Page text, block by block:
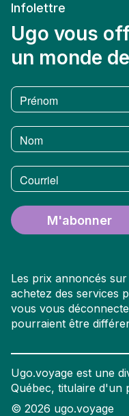
Infolettre
Ugo vous
un monde
Prénom
Nom
Courriel
M'abonner
Les prix annoncés
achetez des services
vous vous
pourraient être
Ugo.voyage est une
Québec, titulaire d'un
© 2026 ugo.voyage